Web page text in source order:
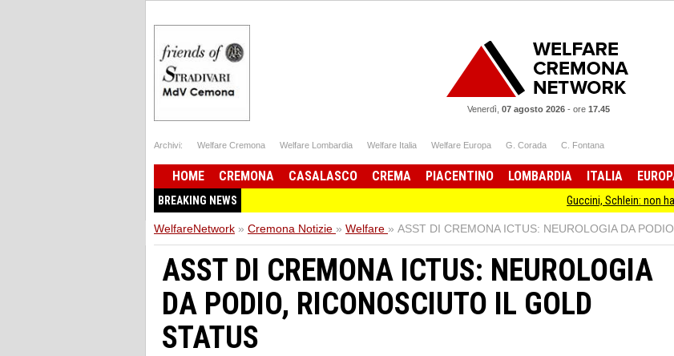
Venerdì, 07 agosto 2026 - ore 17.45
Archivi: Welfare Cremona Welfare Lombardia Welfare Italia Welfare Europa G. Corada C. Fontana
HOME CREMONA CASALASCO CREMA PIACENTINO LOMBARDIA ITALIA
BREAKING NEWS Guccini, Schlein: non ha mai
WelfareNetwork » Cremona Notizie » Welfare » ASST DI CREMONA ICTUS: NEUROLOGIA DA
ASST DI CREMONA ICTUS: NEUROLOGIA
DA PODIO, RICONOSCIUTO IL GOLD
STATUS